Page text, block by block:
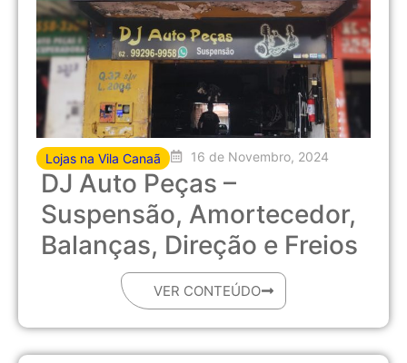
Lojas na Vila Canaã 16 de Novembro, 2024
DJ Auto Peças –
Suspensão, Amortecedor,
Balanças, Direção e Freios
VER CONTEÚDO